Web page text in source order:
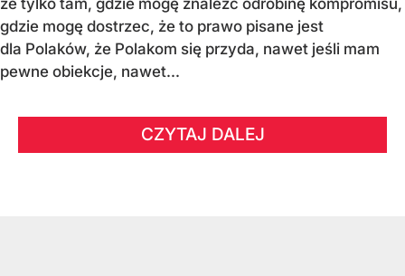
że tylko tam, gdzie mogę znaleźć odrobinę kompromisu,
gdzie mogę dostrzec, że to prawo pisane jest
dla Polaków, że Polakom się przyda, nawet jeśli mam
pewne obiekcje, nawet...
CZYTAJ DALEJ